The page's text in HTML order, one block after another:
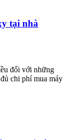
tại nhà
đối với những
chi phí mua máy